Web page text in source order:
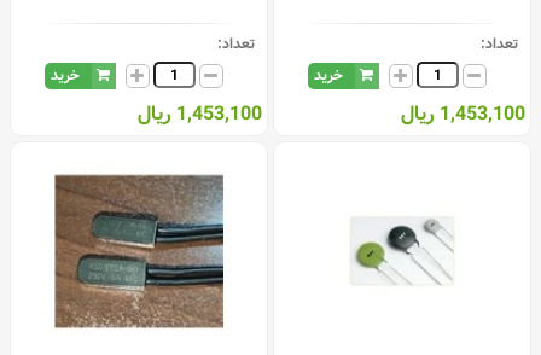
تعداد:
خرید
1,453,100 ریال
تعداد:
خرید
1,453,100 ریال